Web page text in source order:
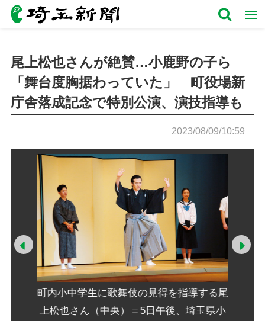
尾上松也さんが絶賛…小鹿野の子ら
「舞台度胸据わっていた」 町役場新
庁舎落成記念で特別公演、演技指導も
2023/08/09/10:59
町内小中学生に歌舞伎の見得を指導する尾
上松也さん（中央）＝5日午後、埼玉県小
Prev